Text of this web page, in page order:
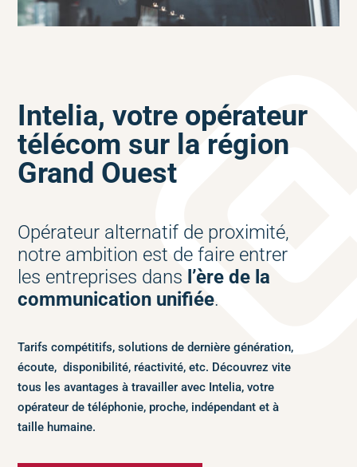
Intelia, votre opérateur
télécom sur la région
Grand Ouest
Opérateur alternatif de proximité,
notre ambition est de faire entrer
les entreprises dans l’ère de la
communication unifiée.
Tarifs compétitifs, solutions de dernière génération,
écoute, disponibilité, réactivité, etc. Découvrez vite
tous les avantages à travailler avec Intelia, votre
opérateur de téléphonie, proche, indépendant et à
taille humaine.